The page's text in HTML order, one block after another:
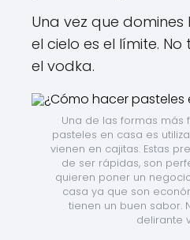
Una vez que
el cielo es el límite.
el vodka.
Una de las formas
pasteles en casa es
vienen en cajitas. Estas
de ser rápidas, son
quieren poner un
casa ya que son
tienen un buen sabor.
delirante